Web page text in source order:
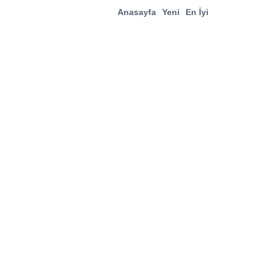
Anasayfa Yeni En İyi